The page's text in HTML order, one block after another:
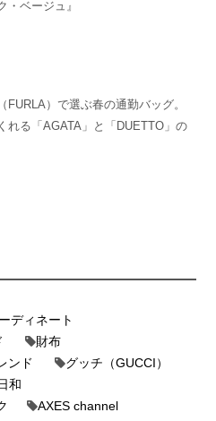
・ベージュ』
FURLA）で選ぶ春の通勤バッグ。
れる「AGATA」と「DUETTO」の
ディネート
財布
ンド
グッチ（GUCCI）
和
AXES channel